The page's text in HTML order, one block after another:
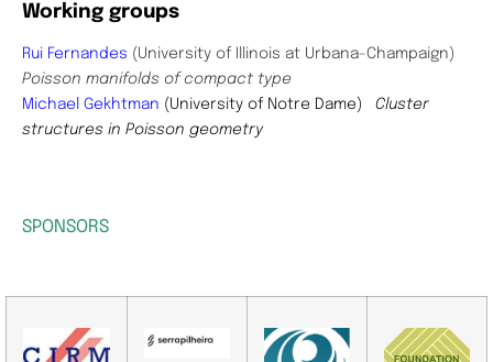
Working groups
Rui Fernandes (University of Illinois at Urbana-Champaign)
Poisson manifolds of compact type
Michael Gekhtman (University of Notre Dame) Cluster
structures in Poisson geometry
SPONSORS